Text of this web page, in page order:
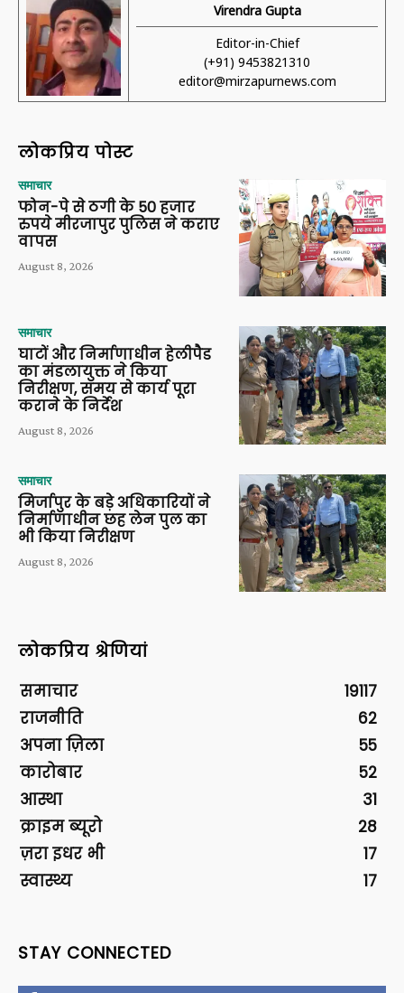
Virendra Gupta
Editor-in-Chief
(+91) 9453821310
editor@mirzapurnews.com
लोकप्रिय पोस्ट
समाचार
फोन-पे से ठगी के 50 हजार
रुपये मीरजापुर पुलिस ने कराए
वापस
August 8, 2026
समाचार
घाटों और निर्माणाधीन हेलीपैड
का मंडलायुक्त ने किया
निरीक्षण, समय से कार्य पूरा
कराने के निर्देश
August 8, 2026
समाचार
मिर्जापुर के बड़े अधिकारियों ने
निर्माणाधीन छह लेन पुल का
भी किया निरीक्षण
August 8, 2026
लोकप्रिय श्रेणियां
समाचार
19117
राजनीति
62
अपना ज़िला
55
कारोबार
52
आस्था
31
क्राइम ब्यूरो
28
ज़रा इधर भी
17
स्वास्थ्य
17
STAY CONNECTED